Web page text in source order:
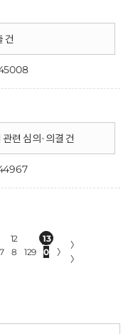
건
련 심의·의결 건
12
8
129
13
0
〉
〉
〉